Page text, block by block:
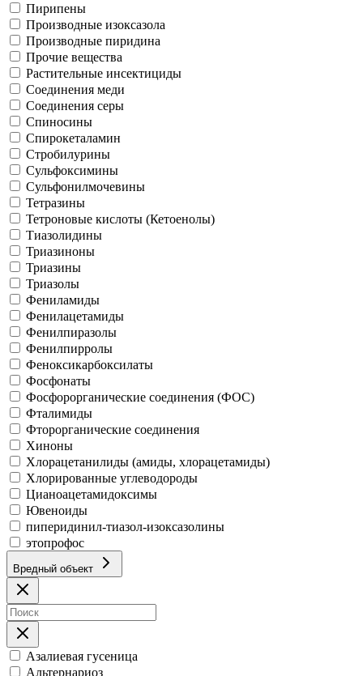
Пирипены
Производные изоксазола
Производные пиридина
Прочие вещества
Растительные инсектициды
Соединения меди
Соединения серы
Спиносины
Спирокеталамин
Стробилурины
Сульфоксимины
Сульфонилмочевины
Тетразины
Тетроновые кислоты (Кетоенолы)
Тиазолидины
Триазиноны
Триазины
Триазолы
Фениламиды
Фенилацетамиды
Фенилпиразолы
Фенилпирролы
Феноксикарбоксилаты
Фосфонаты
Фосфорорганические соединения (ФОС)
Фталимиды
Фторорганические соединения
Хиноны
Хлорацетанилиды (амиды, хлорацетамиды)
Хлорированные углеводороды
Цианоацетамидоксимы
Ювеноиды
пиперидинил-тиазол-изоксазолины
этопрофос
Вредный объект
Азалиевая гусеница
Альтернариоз